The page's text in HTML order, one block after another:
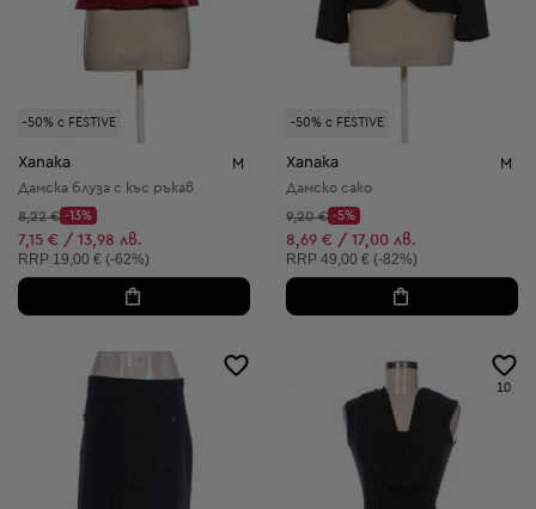
-50% с FESTIVE
Xanaka M
Дамска блуза с къс ръкав
Начална цена:
8,22 €
Discount Price:
-13%
Намалена цена:
7,15 € / 13,98 лв.
Препоръчителна цена:
RRP 19,00 € (-62%)
-50% с FESTIVE
Xanaka M
Дамско сако
Начална цена:
9,20 €
Discount Price:
-5%
Намалена цена:
8,69 € / 17,00 лв.
Препоръчителна цена:
RRP 49,00 € (-82%)
10